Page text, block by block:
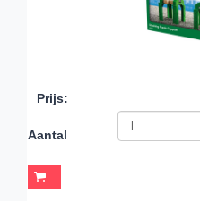
Prijs:
Aantal